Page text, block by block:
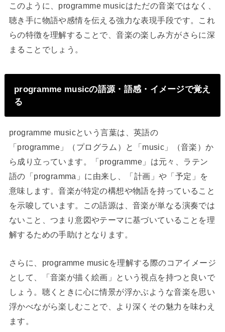
このように、programme musicはただの音楽ではなく、
聴き手に物語や感情を伝える強力な表現手段です。これ
らの特徴を理解することで、音楽の楽しみ方がさらに深
まることでしょう。
programme musicの語源・語感・イメージで覚え
る
programme musicという言葉は、英語の
「programme」（プログラム）と「music」（音楽）か
ら成り立っています。「programme」は元々、ラテン
語の「programma」に由来し、「計画」や「予定」を
意味します。音楽が特定の構想や物語を持っていること
を示唆しています。この語源は、音楽が単なる演奏では
ないこと、つまり意図やテーマに基づいていることを理
解するための手助けとなります。
さらに、programme musicを理解する際のコアイメージ
として、「音楽が描く絵画」という視点を持つと良いで
しょう。聴くときに心に情景が浮かぶような音楽を思い
浮かべながら楽しむことで、より深くその魅力を味わえ
ます。